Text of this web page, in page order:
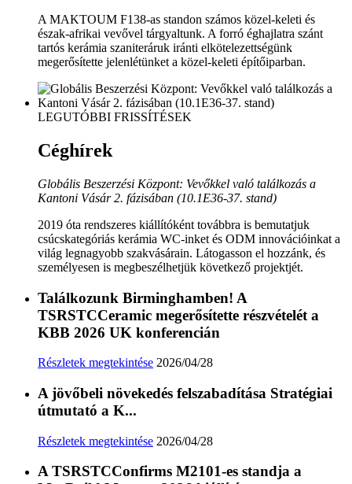
A MAKTOUM F138-as standon számos közel-keleti és
észak-afrikai vevővel tárgyaltunk. A forró éghajlatra szánt
tartós kerámia szaniteráruk iránti elkötelezettségünk
megerősítette jelenlétünket a közel-keleti építőiparban.
LEGUTÓBBI FRISSÍTÉSEK
Céghírek
Globális Beszerzési Központ: Vevőkkel való találkozás a
Kantoni Vásár 2. fázisában (10.1E36-37. stand)
2019 óta rendszeres kiállítóként továbbra is bemutatjuk
csúcskategóriás kerámia WC-inket és ODM innovációinkat a
világ legnagyobb szakvásárain. Látogasson el hozzánk, és
személyesen is megbeszélhetjük következő projektjét.
Találkozunk Birminghamben! A
TSRSTCCeramic megerősítette részvételét a
KBB 2026 UK konferencián
Részletek megtekintése 2026/04/28
A jövőbeli növekedés felszabadítása Stratégiai
útmutató a K...
Részletek megtekintése 2026/04/28
A TSRSTCConfirms M2101-es standja a